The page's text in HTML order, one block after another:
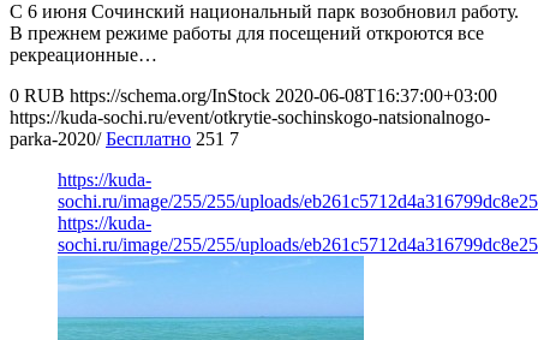
С 6 июня Сочинский национальный парк возобновил работу.
В прежнем режиме работы для посещений откроются все
рекреационные…
0 RUB https://schema.org/InStock 2020-06-08T16:37:00+03:00
https://kuda-sochi.ru/event/otkrytie-sochinskogo-natsionalnogo-
parka-2020/ Бесплатно 251 7
https://kuda-
sochi.ru/image/255/255/uploads/
https://kuda-
sochi.ru/image/255/255/uploads/